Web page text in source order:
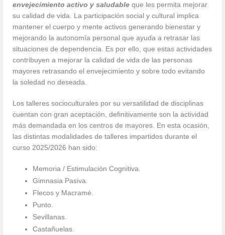
envejecimiento activo y saludable que les permita mejorar
su calidad de vida. La participación social y cultural implica
mantener el cuerpo y mente activos generando bienestar y
mejorando la autonomía personal que ayuda a retrasar las
situaciones de dependencia. Es por ello, que estas actividades
contribuyen a mejorar la calidad de vida de las personas
mayores retrasando el envejecimiento y sobre todo evitando
la soledad no deseada.
Los talleres socioculturales por su versatilidad de disciplinas
cuentan con gran aceptación, definitivamente son la actividad
más demandada en los centros de mayores. En esta ocasión,
las distintas modalidades de talleres impartidos durante el
curso 2025/2026 han sido:
Memoria / Estimulación Cognitiva.
Gimnasia Pasiva.
Flecos y Macramé.
Punto.
Sevillanas.
Castañuelas.